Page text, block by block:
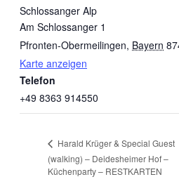
Schlossanger Alp
Am Schlossanger 1
Pfronten-Obermeilingen, Bayern
Karte anzeigen
Telefon
+49 8363 914550
Harald Krüger & Special Guest
(walking) – Deidesheimer Hof –
Küchenparty – RESTKARTEN